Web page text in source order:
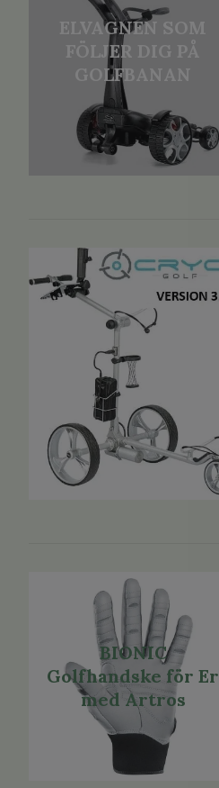
ELVAGNEN SOM
FÖLJER DIG PÅ
GOLFBANAN
BIONIC
Golfhandske för Er
med Artros